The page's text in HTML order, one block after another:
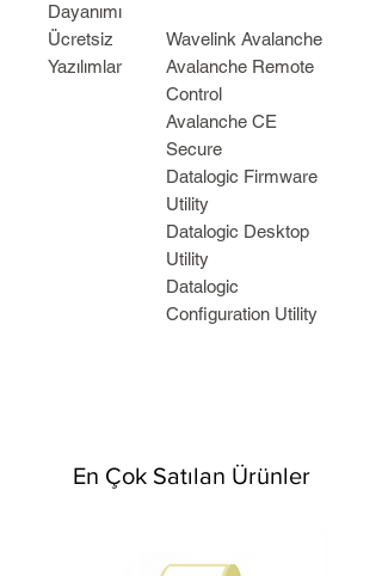
Dayanımı
Ücretsiz
Yazılımlar
Wavelink Avalanche
Avalanche Remote
Control
Avalanche CE
Secure
Datalogic Firmware
Utility
Datalogic Desktop
Utility
Datalogic
Configuration Utility
En Çok Satılan Ürünler